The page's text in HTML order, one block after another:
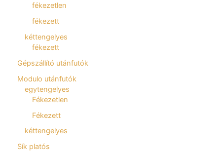
fékezetlen
fékezett
kéttengelyes
fékezett
Gépszállító utánfutók
Modulo utánfutók
egytengelyes
Fékezetlen
Fékezett
kéttengelyes
Sík platós